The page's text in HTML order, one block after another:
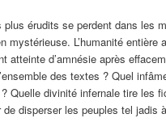
plus érudits se perdent dans les
mystérieuse. L’humanité entière
atteinte d’amnésie après
des textes ? Quel
Quelle divinité infernale tire les
de disperser les peuples tel jadis